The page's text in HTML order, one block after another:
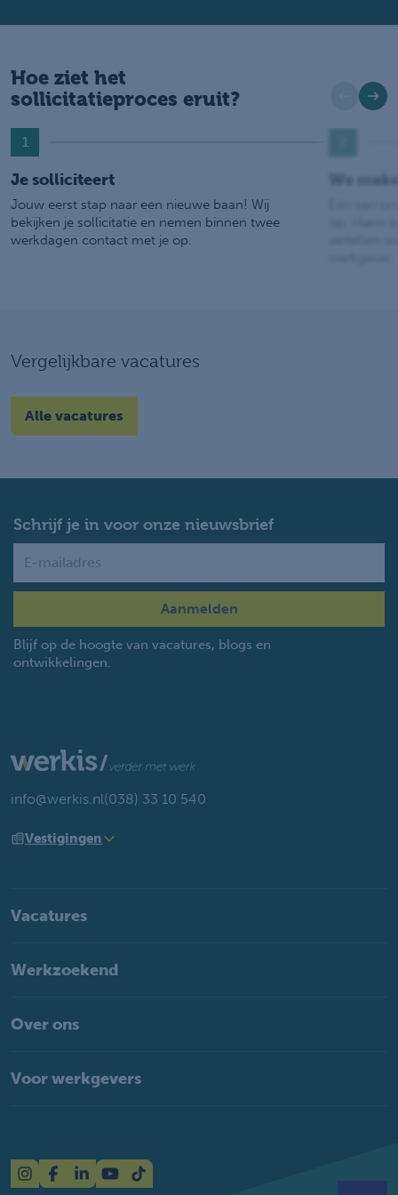
Hoe ziet het
sollicitatieproces eruit?
1
Je solliciteert
Jouw eerst stap naar een nieuwe baan! Wij
bekijken je sollicitatie en nemen binnen twee
werkdagen contact met je op.
We
Vergelijkbare vacatures
Alle vacatures
Schrijf je in voor onze nieuwsbrief
Blijf op de hoogte van vacatures, blogs en
ontwikkelingen.
info@werkis.nl(038) 33 10 540
Vestigingen
Vacatures
Werkzoekend
Over ons
Voor werkgevers